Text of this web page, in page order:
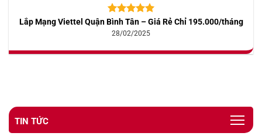
TIN TỨC
5.00trên 5
dựa trên
10
Lắp Mạng Viettel Quận Bình Tân – Giá Rẻ Chỉ 195.000/tháng
28/02/2025